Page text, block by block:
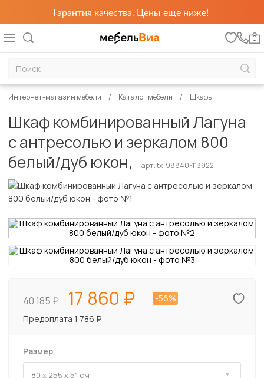
Гарантия качества. Цены еще ниже!
0
Интернет-магазин мебели Каталог мебели Шкафы
Шкаф комбинированный Лагуна
с антресолью и зеркалом 800
белый/дуб юкон,
арт. tx-98840-113922
40 185 17 860
-56%
Предоплата 1 786 ₽
Размер